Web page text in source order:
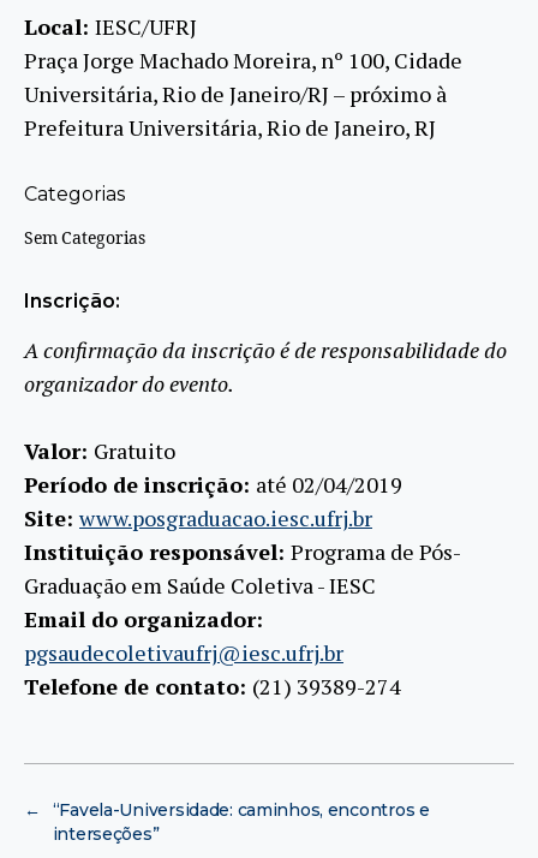
Local: IESC/UFRJ
Praça Jorge Machado Moreira, nº 100, Cidade
Universitária, Rio de Janeiro/RJ – próximo à
Prefeitura Universitária, Rio de Janeiro, RJ
Categorias
Sem Categorias
Inscrição:
A confirmação da inscrição é de responsabilidade do
organizador do evento.
Valor: Gratuito
Período de inscrição: até 02/04/2019
Site:www.posgraduacao.iesc.ufrj.br
Instituição responsável: Programa de Pós-
Graduação em Saúde Coletiva - IESC
Email do organizador:
pgsaudecoletivaufrj@iesc.ufrj.br
Telefone de contato: (21) 39389-274
←
“Favela-Universidade: caminhos, encontros e
interseções”